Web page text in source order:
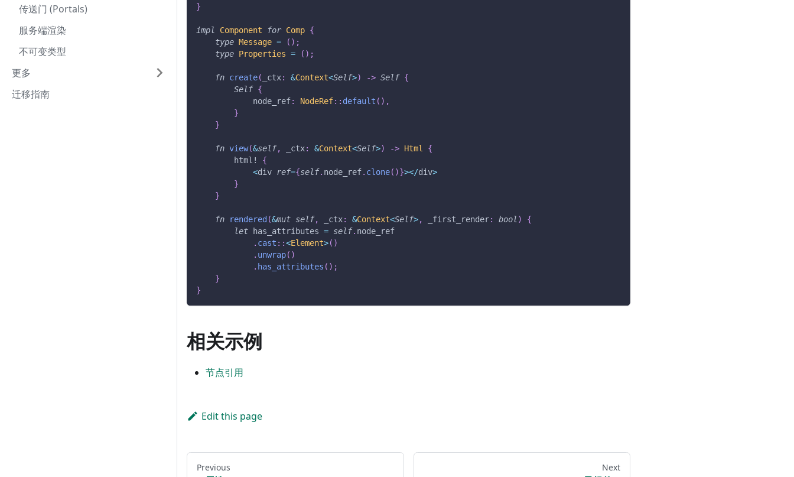
传送门 (Portals)
服务端渲染
不可变类型
更多
迁移指南
}
impl Component for Comp {
type Message = ( ) ;
type Properties = ( ) ;
fn create( _ctx: &Context<Self>) -> Self {
Self {
            node_ref
: NodeRef:: default ( ) ,
}
}
fn view(&self, _ctx: &Context<Self>) -> Html
{
html!
{
<div ref={self. node_ref. clone( )}></div>
}
}
fn rendered (&mut self, _ctx: &Context<Self>, _first_render: bool )
{
let has_attributes = self. node_ref
. cast ::<Element>( )
. unwrap( )
. has_attributes ( ) ;
}
}
相关示例
节点引用
Edit this page
Previous Next